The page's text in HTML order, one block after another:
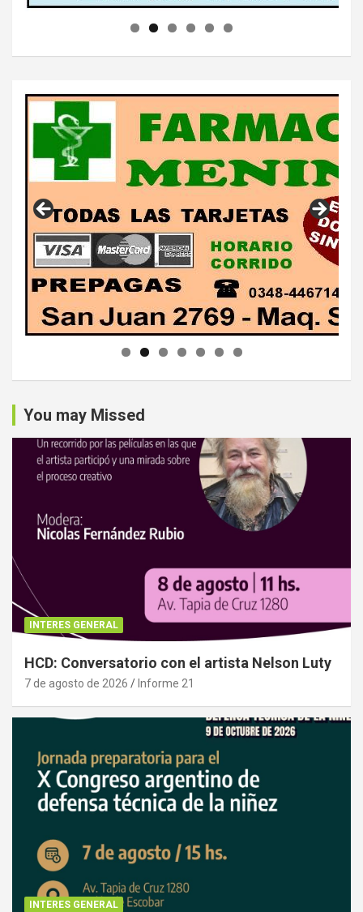
You may Missed
INTERES GENERAL
HCD: Conversatorio con el artista Nelson Luty
7 de agosto de 2026 Informe 21
INTERES GENERAL